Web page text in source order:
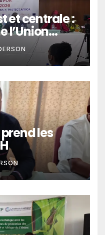
et centrale :
l’Union
les
les